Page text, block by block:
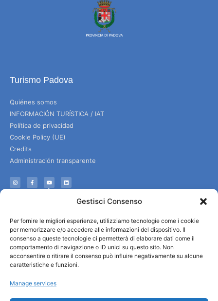
Gestisci Consenso
Per fornire le migliori esperienze, utilizziamo tecnologie come i cookie
per memorizzare e/o accedere alle informazioni del dispositivo. Il
consenso a queste tecnologie ci permetterà di elaborare dati come il
comportamento di navigazione o ID unici su questo sito. Non
acconsentire o ritirare il consenso può influire negativamente su alcune
caratteristiche e funzioni.
Manage services
Turismo Padova
Quiénes somos
INFORMACIÓN TURÍSTICA / IAT
Política de privacidad
Cookie Policy (UE)
Credits
Administración transparente
Servicios útiles
Descargar folletos